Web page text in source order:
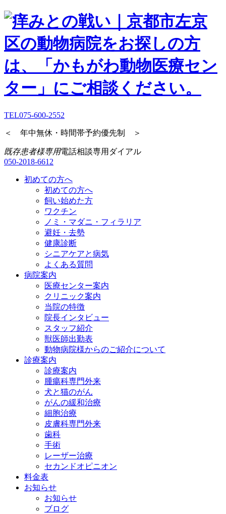
TEL075-600-2552
＜ 年中無休・時間帯予約優先制 ＞
既存患者様専用電話相談専用ダイアル
050-2018-6612
初めての方へ
初めての方へ
飼い始めた方
ワクチン
ノミ・マダニ・フィラリア
避妊・去勢
健康診断
シニアケアと病気
よくある質問
病院案内
医療センター案内
クリニック案内
当院の特徴
院長インタビュー
スタッフ紹介
獣医師出勤表
動物病院様からのご紹介について
診療案内
診療案内
腫瘍科専門外来
犬と猫のがん
がんの緩和治療
細胞治療
皮膚科専門外来
歯科
手術
レーザー治療
セカンドオピニオン
料金表
お知らせ
お知らせ
ブログ